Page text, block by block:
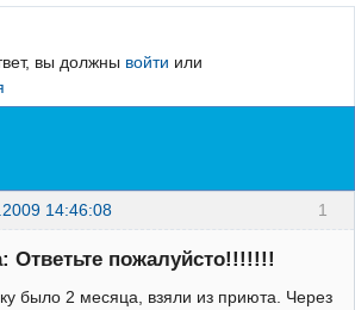
вы должны войти или
1
14:46:08
Ответьте пожалуйсто!!!!!!!
было 2 месяца, взяли из приюта. Через